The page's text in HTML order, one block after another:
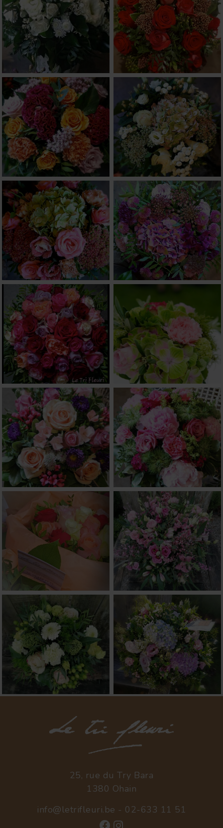
25, rue du Try Bara
1380 Ohain
info@letrifleuri.be - 02-633 11 51